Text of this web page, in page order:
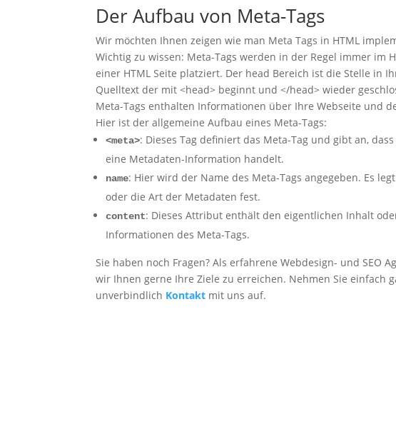
Der Aufbau von Meta-Tags
Wir möchten Ihnen zeigen wie man Meta Tags in HTML
Wichtig zu wissen: Meta-Tags werden in der Regel immer im
einer HTML Seite platziert. Der head Bereich ist die Stelle in
Quelltext der mit <head> beginnt und </head> wieder
Meta-Tags enthalten Informationen über Ihre Webseite und
Hier ist der allgemeine Aufbau eines Meta-Tags:
<meta>: Dieses Tag definiert das Meta-Tag und gibt an,
eine Metadaten-Information handelt.
name: Hier wird der Name des Meta-Tags angegeben. Es
oder die Art der Metadaten fest.
content: Dieses Attribut enthält den eigentlichen Inhalt
Informationen des Meta-Tags.
Sie haben noch Fragen? Als erfahrene Webdesign- und SEO
wir Ihnen gerne Ihre Ziele zu erreichen. Nehmen Sie einfach
unverbindlich Kontakt mit uns auf.